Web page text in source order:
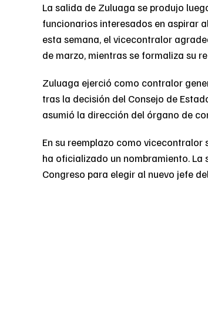
La salida de Zuluaga se produjo
funcionarios interesados en aspirar
esta semana, el vicecontralor
de marzo, mientras se formaliza su
Zuluaga ejerció como contralor
tras la decisión del Consejo de
asumió la dirección del órgano de
En su reemplazo como
ha oficializado un nombramiento.
Congreso para elegir al nuevo jefe